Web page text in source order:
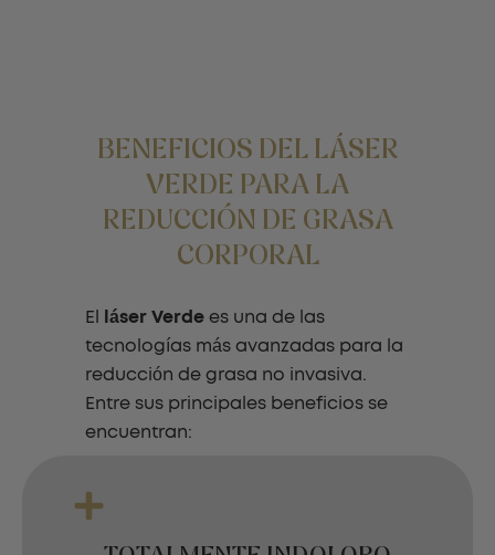
BENEFICIOS DEL LÁSER
VERDE PARA LA
REDUCCIÓN DE GRASA
CORPORAL
El láser Verdees una de las
tecnologías más avanzadas para la
reducción de grasa no invasiva.
Entre sus principales beneficios se
encuentran: